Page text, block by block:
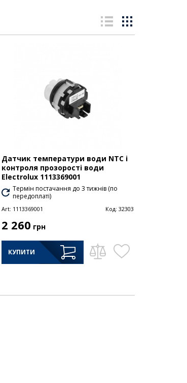
Датчик температури води NTC і
контроля прозорості води
Electrolux 1113369001
Термін постачання до 3 тижнів (по
передоплаті)
Art: 1113369001 Код: 32303
2 260 грн
КУПИТИ